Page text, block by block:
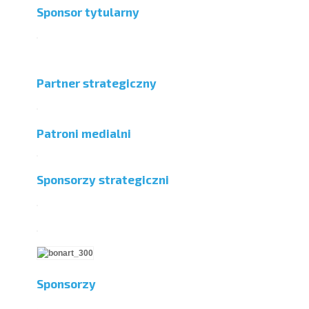
Sponsor tytularny
Partner strategiczny
Patroni medialni
Sponsorzy strategiczni
Sponsorzy